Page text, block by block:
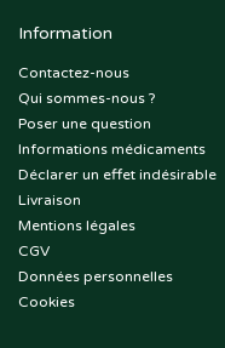
Information
Contactez-nous
Qui sommes-nous ?
Poser une question
Informations médicaments
Déclarer un effet indésirable
Livraison
Mentions légales
CGV
Données personnelles
Cookies